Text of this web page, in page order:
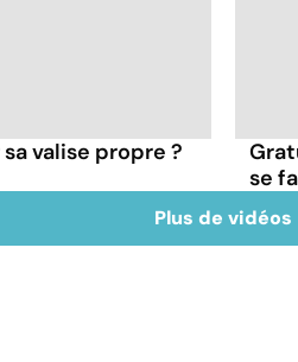
valise propre ?
se
Plus de vidéos